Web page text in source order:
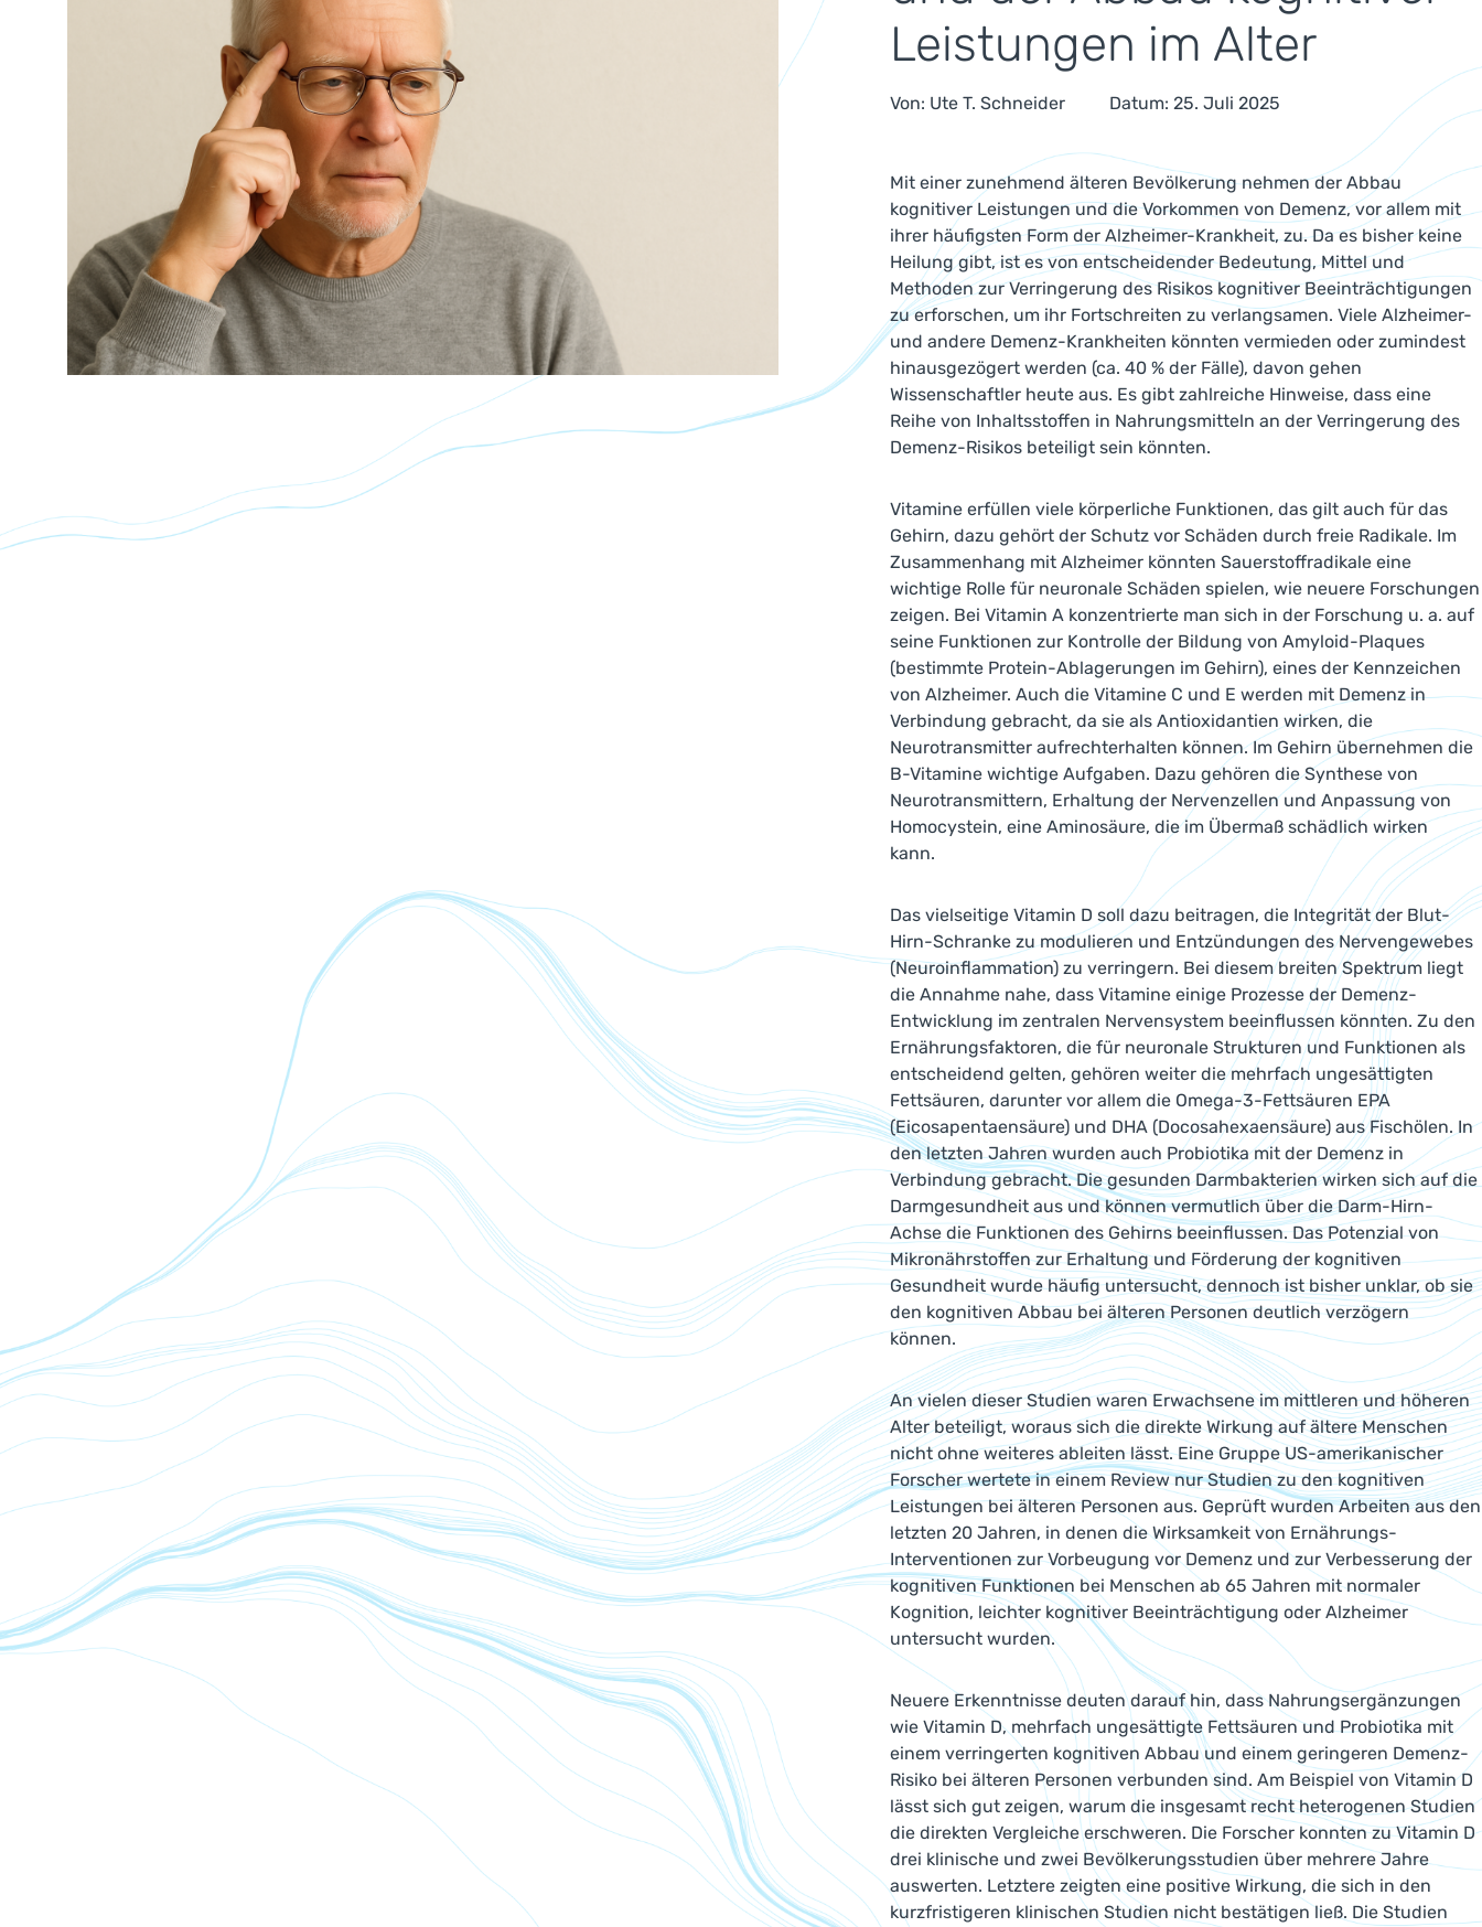
Leistungen im Alter
Von: Ute T. Schneider Datum: 25. Juli 2025
Mit einer zunehmend älteren Bevölkerung nehmen der Abbau
kognitiver Leistungen und die Vorkommen von Demenz, vor allem mit
ihrer häufigsten Form der Alzheimer-Krankheit, zu. Da es bisher keine
Heilung gibt, ist es von entscheidender Bedeutung, Mittel und
Methoden zur Verringerung des Risikos kognitiver Beeinträchtigungen
zu erforschen, um ihr Fortschreiten zu verlangsamen. Viele Alzheimer-
und andere Demenz-Krankheiten könnten vermieden oder zumindest
hinausgezögert werden (ca. 40 % der Fälle), davon gehen
Wissenschaftler heute aus. Es gibt zahlreiche Hinweise, dass eine
Reihe von Inhaltsstoffen in Nahrungsmitteln an der Verringerung des
Demenz-Risikos beteiligt sein könnten.
Vitamine erfüllen viele körperliche Funktionen, das gilt auch für das
Gehirn, dazu gehört der Schutz vor Schäden durch freie Radikale. Im
Zusammenhang mit Alzheimer könnten Sauerstoffradikale eine
wichtige Rolle für neuronale Schäden spielen, wie neuere Forschungen
zeigen. Bei Vitamin A konzentrierte man sich in der Forschung u. a. auf
seine Funktionen zur Kontrolle der Bildung von Amyloid-Plaques
(bestimmte Protein-Ablagerungen im Gehirn), eines der Kennzeichen
von Alzheimer. Auch die Vitamine C und E werden mit Demenz in
Verbindung gebracht, da sie als Antioxidantien wirken, die
Neurotransmitter aufrechterhalten können. Im Gehirn übernehmen die
B-Vitamine wichtige Aufgaben. Dazu gehören die Synthese von
Neurotransmittern, Erhaltung der Nervenzellen und Anpassung von
Homocystein, eine Aminosäure, die im Übermaß schädlich wirken
kann.
Das vielseitige Vitamin D soll dazu beitragen, die Integrität der Blut-
Hirn-Schranke zu modulieren und Entzündungen des Nervengewebes
(Neuroinflammation) zu verringern. Bei diesem breiten Spektrum liegt
die Annahme nahe, dass Vitamine einige Prozesse der Demenz-
Entwicklung im zentralen Nervensystem beeinflussen könnten. Zu den
Ernährungsfaktoren, die für neuronale Strukturen und Funktionen als
entscheidend gelten, gehören weiter die mehrfach ungesättigten
Fettsäuren, darunter vor allem die Omega-3-Fettsäuren EPA
(Eicosapentaensäure) und DHA (Docosahexaensäure) aus Fischölen. In
den letzten Jahren wurden auch Probiotika mit der Demenz in
Verbindung gebracht. Die gesunden Darmbakterien wirken sich auf die
Darmgesundheit aus und können vermutlich über die Darm-Hirn-
Achse die Funktionen des Gehirns beeinflussen. Das Potenzial von
Mikronährstoffen zur Erhaltung und Förderung der kognitiven
Gesundheit wurde häufig untersucht, dennoch ist bisher unklar, ob sie
den kognitiven Abbau bei älteren Personen deutlich verzögern
können.
An vielen dieser Studien waren Erwachsene im mittleren und höheren
Alter beteiligt, woraus sich die direkte Wirkung auf ältere Menschen
nicht ohne weiteres ableiten lässt. Eine Gruppe US-amerikanischer
Forscher wertete in einem Review nur Studien zu den kognitiven
Leistungen bei älteren Personen aus. Geprüft wurden Arbeiten aus den
letzten 20 Jahren, in denen die Wirksamkeit von Ernährungs-
Interventionen zur Vorbeugung vor Demenz und zur Verbesserung der
kognitiven Funktionen bei Menschen ab 65 Jahren mit normaler
Kognition, leichter kognitiver Beeinträchtigung oder Alzheimer
untersucht wurden.
Neuere Erkenntnisse deuten darauf hin, dass Nahrungsergänzungen
wie Vitamin D, mehrfach ungesättigte Fettsäuren und Probiotika mit
einem verringerten kognitiven Abbau und einem geringeren Demenz-
Risiko bei älteren Personen verbunden sind. Am Beispiel von Vitamin D
lässt sich gut zeigen, warum die insgesamt recht heterogenen Studien
die direkten Vergleiche erschweren. Die Forscher konnten zu Vitamin D
drei klinische und zwei Bevölkerungsstudien über mehrere Jahre
auswerten. Letztere zeigten eine positive Wirkung, die sich in den
kurzfristigeren klinischen Studien nicht bestätigen ließ. Die Studien